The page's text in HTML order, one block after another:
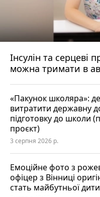
Інсулін та серцеві
можна тримати в
«Пакунок школяра»: де
витратити державну
підготовку до школи
проєкт)
3 серпня 2026 р.
Емоційне фото з
офіцер з Вінниці
стать майбутньої